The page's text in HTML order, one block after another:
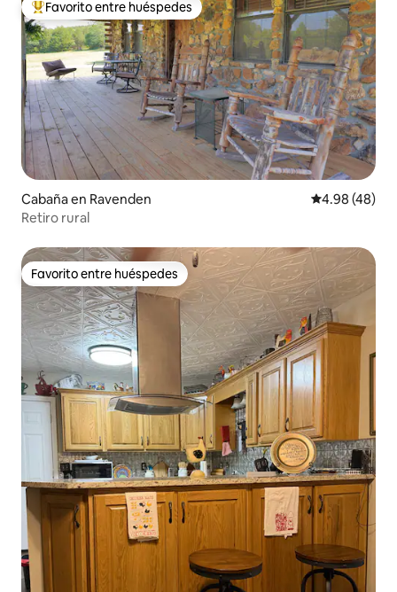
De los mejores en Favorito entre huéspedes
Favorito entre huéspedes
Cabaña en Ravenden Calificación
4.98 (48)
Retiro rural
Favorito entre huéspedes
Favorito entre huéspedes